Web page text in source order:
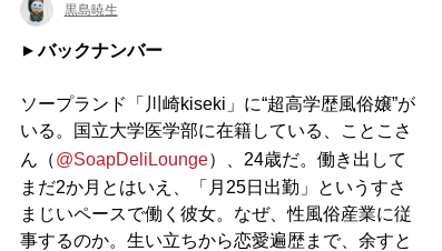
黒島暁生
バックナンバー
ソープランド「川崎kiseki」に“超高学歴風俗嬢”が
いる。国立大学医学部に在籍している、ことこさ
ん（@SoapDeliLounge）、24歳だ。働き出して
まだ2か月とはいえ、「月25日出勤」というすさ
まじいペースで働く彼女。なぜ、性風俗産業に従
事するのか。生い立ちから恋愛遍歴まで、余すと